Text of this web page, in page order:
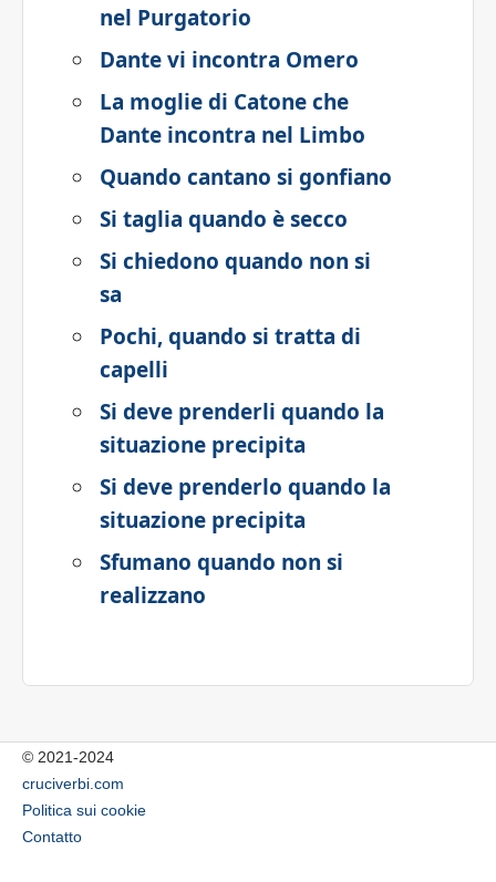
nel Purgatorio
Dante vi incontra Omero
La moglie di Catone che
Dante incontra nel Limbo
Quando cantano si gonfiano
Si taglia quando è secco
Si chiedono quando non si
sa
Pochi, quando si tratta di
capelli
Si deve prenderli quando la
situazione precipita
Si deve prenderlo quando la
situazione precipita
Sfumano quando non si
realizzano
© 2021-2024
cruciverbi.com
Politica sui cookie
Contatto